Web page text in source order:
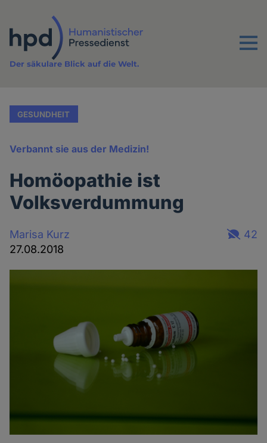
Inhalt
Menu
Der säkulare Blick auf die Welt.
GESUNDHEIT
Verbannt sie aus der Medizin!
Homöopathie ist
Volksverdummung
Marisa Kurz
27.08.2018
42